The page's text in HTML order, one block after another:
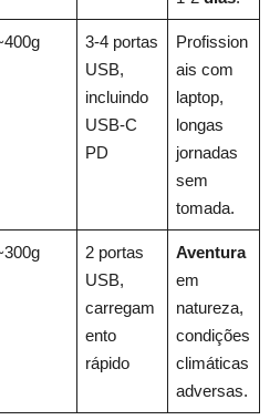
3-4 portas
USB,
incluindo
USB-C
PD
Profission
ais com
laptop,
longas
jornadas
sem
tomada.
2 portas
USB,
carregam
ento
rápido
Aventura
em
natureza,
condições
climáticas
adversas.